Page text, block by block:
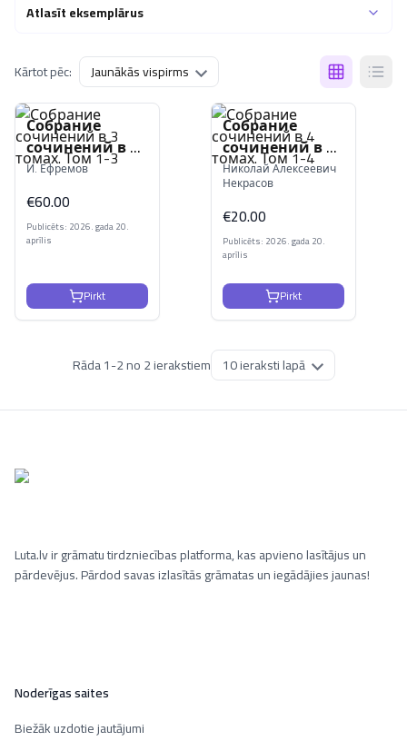
Atlasīt eksemplārus
Kārtot pēc:
Собрание
сочинений в 3
томах. Том 1-3
И. Ефремов
€60.00
Publicēts: 2026. gada 20.
aprīlis
Pirkt
Собрание
сочинений в 4
томах. Том 1-4
Николай Алексеевич
Некрасов
€20.00
Publicēts: 2026. gada 20.
aprīlis
Pirkt
Rāda1-2no2ierakstiem
Luta.lv ir grāmatu tirdzniecības platforma, kas apvieno lasītājus un
pārdevējus. Pārdod savas izlasītās grāmatas un iegādājies jaunas!
Noderīgas saites
Biežāk uzdotie jautājumi